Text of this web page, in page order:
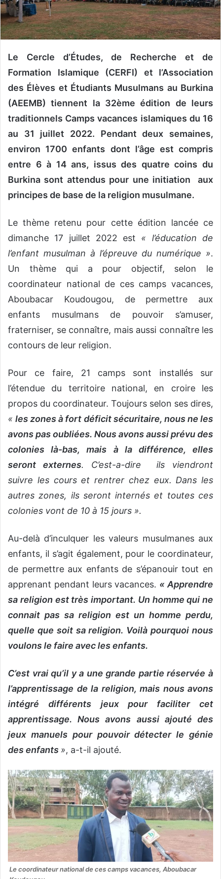
r
u
n
c
r
r
l
Le Cercle d’Études, de Recherche et de
Formation Islamique (CERFI) et l’Association
des Élèves et Étudiants Musulmans au Burkina
(AEEMB) tiennent la 32ème édition de leurs
traditionnels Camps vacances islamiques du 16
au 31 juillet 2022. Pendant deux semaines,
environ 1700 enfants dont l’âge est compris
entre 6 à 14 ans, issus des quatre coins du
Burkina sont attendus pour une initiation aux
principes de base de la religion musulmane.
Le thème retenu pour cette édition lancée ce
dimanche 17 juillet 2022 est « l’éducation de
l’enfant musulman à l’épreuve du numérique ».
Un thème qui a pour objectif, selon le
coordinateur national de ces camps vacances,
Aboubacar Koudougou, de permettre aux
enfants musulmans de pouvoir s’amuser,
fraterniser, se connaître, mais aussi connaître les
contours de leur religion.
Pour ce faire, 21 camps sont installés sur
l’étendue du territoire national, en croire les
propos du coordinateur. Toujours selon ses dires,
«les zones à fort déficit sécuritaire, nous ne les
avons pas oubliées. Nous avons aussi prévu des
colonies là-bas, mais à la différence, elles
seront externes. C’est-a-dire ils viendront
suivre les cours et rentrer chez eux. Dans les
autres zones, ils seront internés et toutes ces
colonies vont de 10 à 15 jours ».
Au-delà d’inculquer les valeurs musulmanes aux
enfants, il s’agit également, pour le coordinateur,
de permettre aux enfants de s’épanouir tout en
apprenant pendant leurs vacances. « Apprendre
sa religion est très important. Un homme qui ne
connait pas sa religion est un homme perdu,
quelle que soit sa religion. Voilà pourquoi nous
voulons le faire avec les enfants.
C’est vrai qu’il y a une grande partie réservée à
l’apprentissage de la religion, mais nous avons
intégré différents jeux pour faciliter cet
apprentissage. Nous avons aussi ajouté des
jeux manuels pour pouvoir détecter le génie
des enfants », a-t-il ajouté.
Le coordinateur national de ces camps vacances, Aboubacar